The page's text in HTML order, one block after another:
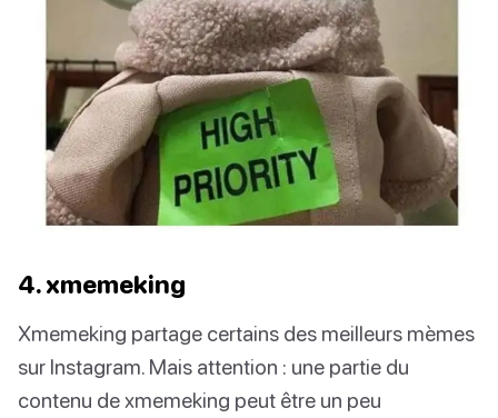
4. xmemeking
Xmemeking partage certains des meilleurs mèmes
sur Instagram. Mais attention : une partie du
contenu de xmemeking peut être un peu